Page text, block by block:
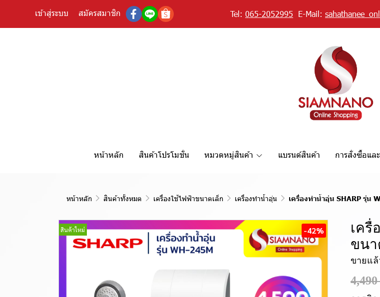
เข้าสู่ระบบ สมัครสมาชิก Tel: 065-2052995 E-Mail:
หน้าหลัก สินค้าโปรโมชั่น หมวดหมู่สินค้า แบรนด์สินค้า การสั่งซื้อแล
หน้าหลัก สินค้าทั้งหมด เครื่องใช้ไฟฟ้าขนาดเล็ก เครื่องทำน้ำอุ่น เครื่องทำน้ำอุ่น SHARP รุ่น
สินค้าใหม่ -42%
เครื่
ขนา
ขายแ